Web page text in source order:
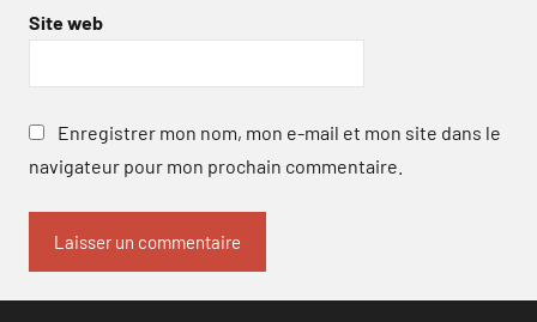
Site web
Enregistrer mon nom, mon e-mail et mon site dans le
navigateur pour mon prochain commentaire.